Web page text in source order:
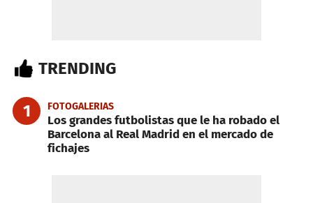
TRENDING
1 FOTOGALERIAS
Los grandes futbolistas que le ha robado el
Barcelona al Real Madrid en el mercado de
fichajes